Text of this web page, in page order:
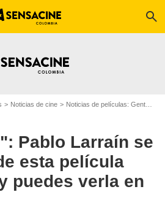
search
Noticias de cine Noticias de películas: Gente
Pablo Larraín se
esta película
puedes verla en